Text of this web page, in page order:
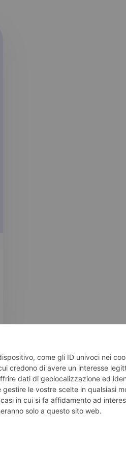
libri e articoli sulla scrittura -